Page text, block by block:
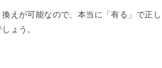
えが可能なので、本当に「有る」で正し
ょう。